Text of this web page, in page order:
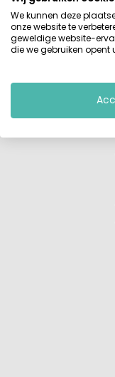
We kunnen deze
onze website te
geweldige website-
die we gebruiken opent